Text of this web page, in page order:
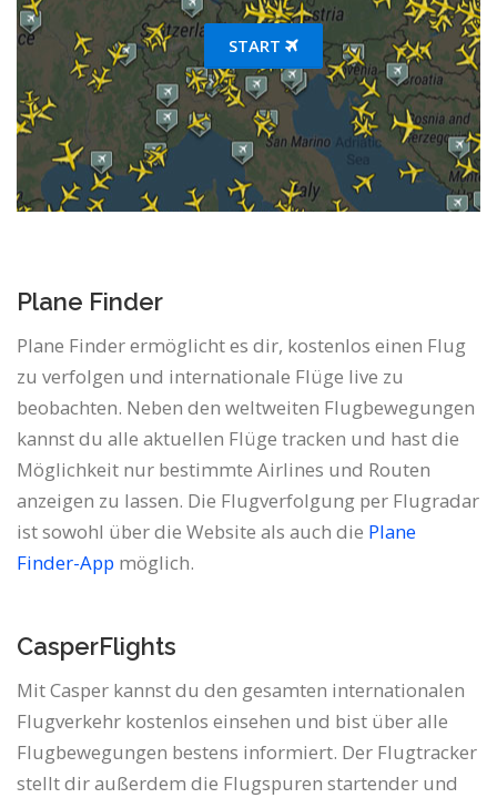
START
Plane Finder
Plane Finder ermöglicht es dir, kostenlos einen Flug
zu verfolgen und internationale Flüge live zu
beobachten. Neben den weltweiten Flugbewegungen
kannst du alle aktuellen Flüge tracken und hast die
Möglichkeit nur bestimmte Airlines und Routen
anzeigen zu lassen. Die Flugverfolgung per Flugradar
ist sowohl über die Website als auch die Plane
Finder-App möglich.
CasperFlights
Mit Casper kannst du den gesamten internationalen
Flugverkehr kostenlos einsehen und bist über alle
Flugbewegungen bestens informiert. Der Flugtracker
stellt dir außerdem die Flugspuren startender und